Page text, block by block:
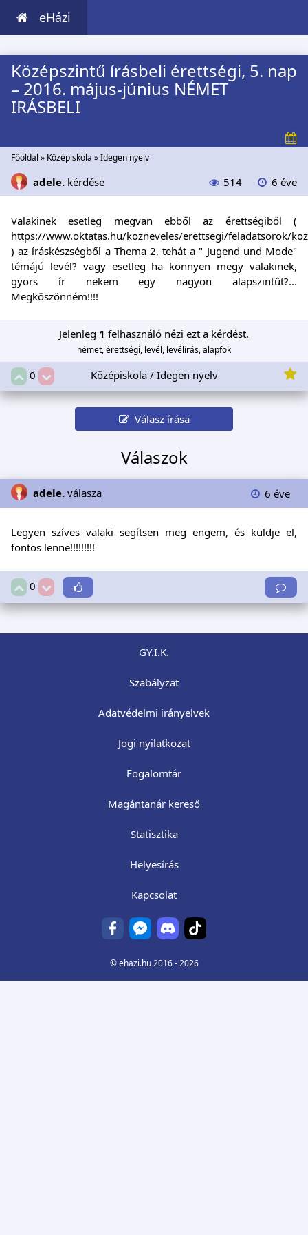
eHázi
Középszintű írásbeli érettségi, 5. nap
– 2016. május-június NÉMET
IRÁSBELI
Főoldal » Középiskola »Idegen nyelv
adele. kérdése 514 6 éve
Valakinek esetleg megvan ebből az érettségiből (
https://www.oktatas.hu/kozneveles/erettsegi/feladatsorok/
) az íráskészségből a Thema 2, tehát a " Jugend und Mode"
témájú levél? vagy esetleg ha könnyen megy valakinek,
gyors ír nekem egy nagyon alapszintűt?...
Megköszönném!!!!
Jelenleg 1 felhasználó nézi ezt a kérdést.
német, érettségi, levél, levélírás, alapfok
0 Középiskola / Idegen nyelv
Válasz írása
Válaszok
adele. válasza 6 éve
Legyen szíves valaki segítsen meg engem, és küldje el,
fontos lenne!!!!!!!!!
0
GY.I.K.
Szabályzat
Adatvédelmi irányelvek
Jogi nyilatkozat
Fogalomtár
Magántanár kereső
Statisztika
Helyesírás
Kapcsolat
©ehazi.hu2016 - 2026